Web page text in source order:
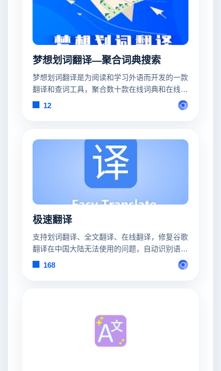
梦想划词翻译—聚合词典搜索
梦想划词翻译是为阅读和学习外语而开发的一款
翻译和查词工具，聚合数十款在线词典和在线翻
译。12
极速翻译
支持划词翻译、全文翻译、在线翻译，修复谷歌
翻译在中国大陆无法使用的问题，自动识别语
言，支持上百种语言互译，无障碍阅读外文
168